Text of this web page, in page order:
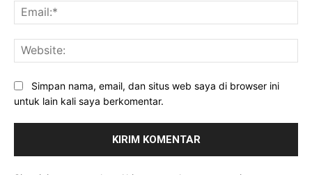
Simpan nama, email, dan situs web saya di browser ini
untuk lain kali saya berkomentar.